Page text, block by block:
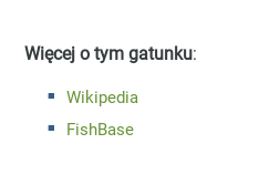
Więcej o tym gatunku:
Wikipedia
FishBase